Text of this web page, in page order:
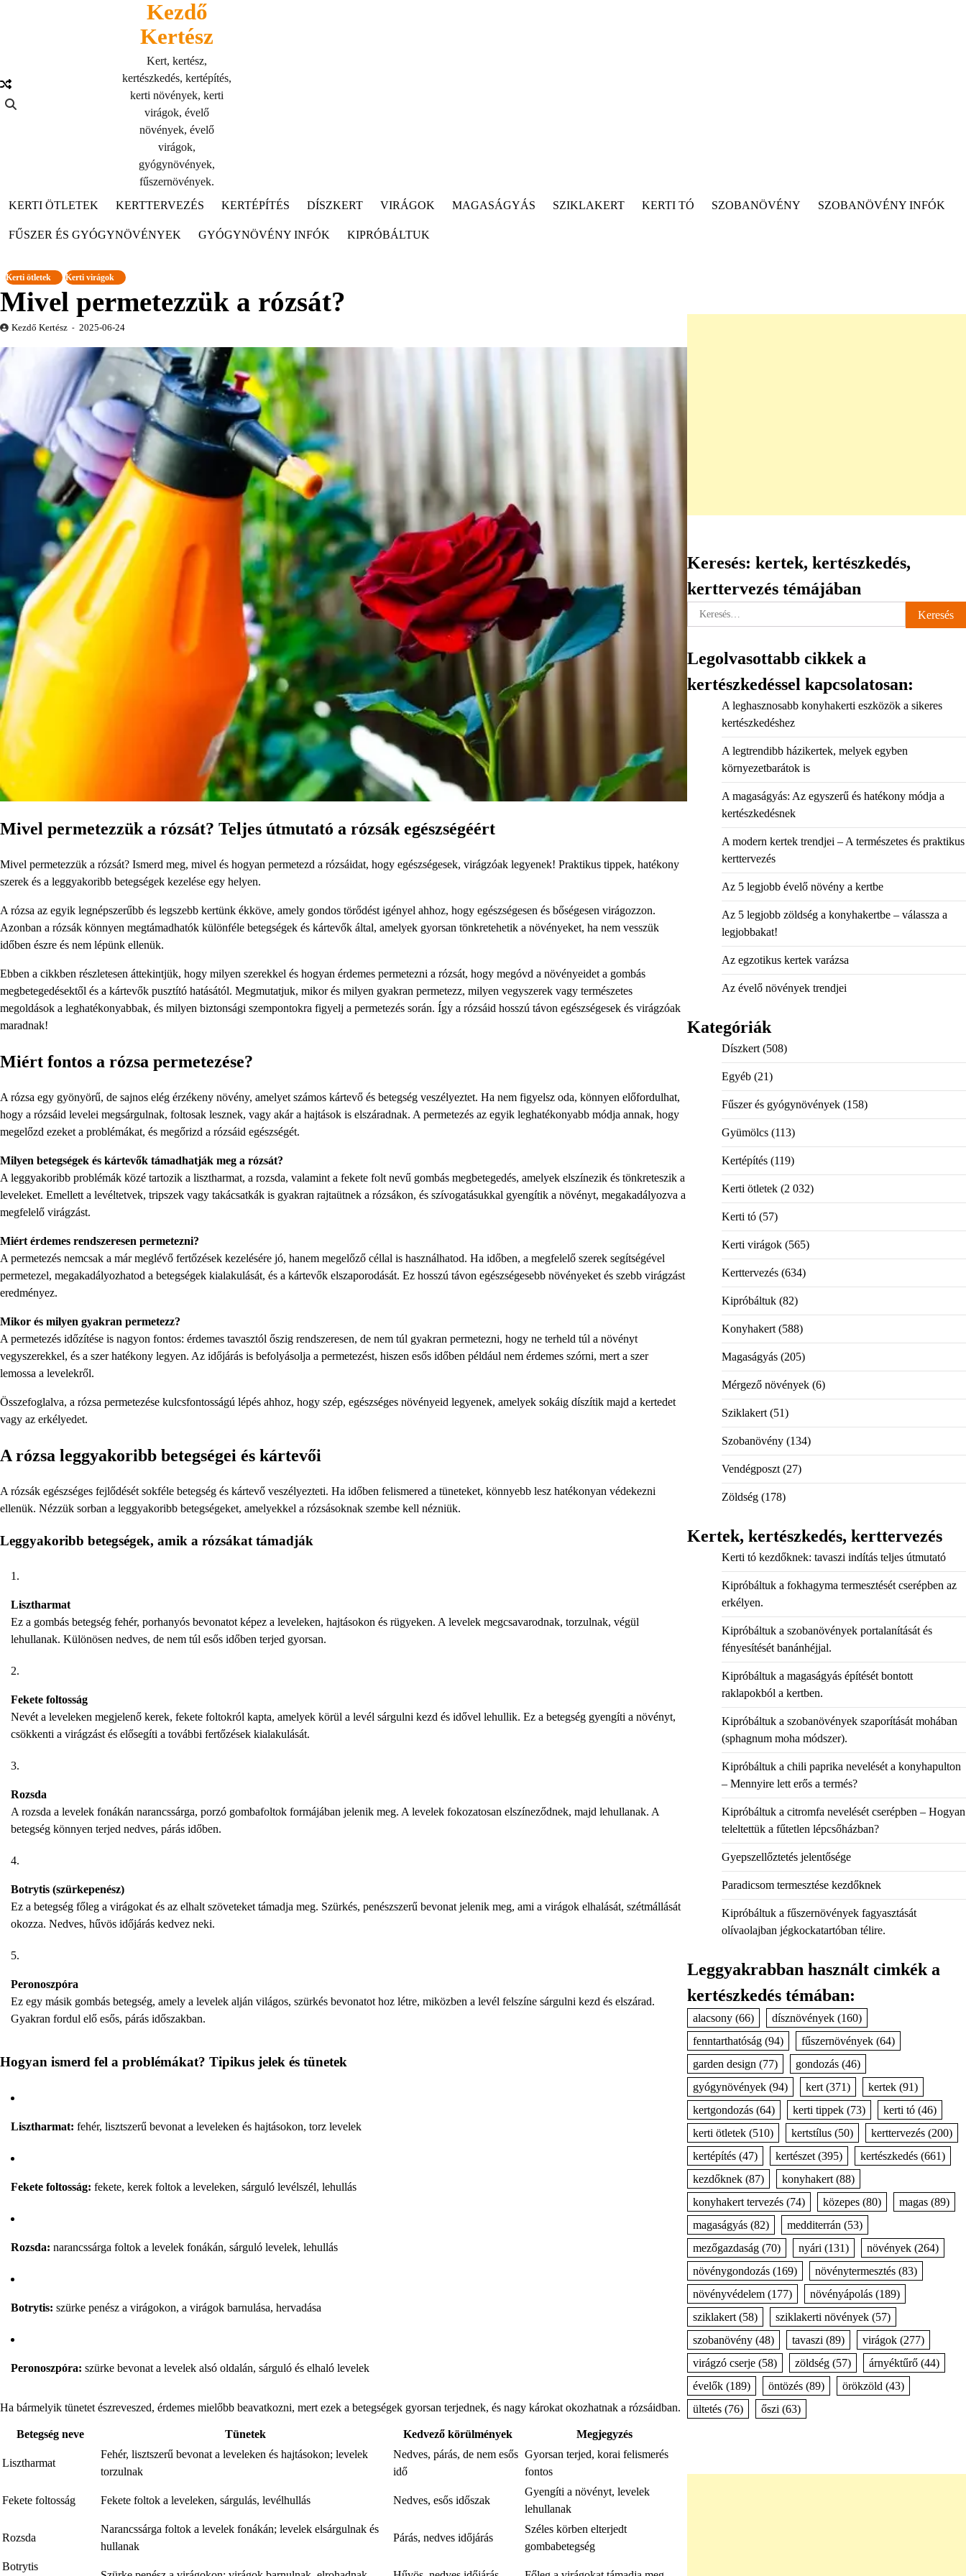
Kezdő
Kertész
Kert, kertész,
kertészkedés, kertépítés,
kerti növények, kerti
virágok, évelő
növények, évelő
virágok,
gyógynövények,
fűszernövények.
KERTI ÖTLETEK
KERTTERVEZÉS KERTÉPÍTÉS DÍSZKERT VIRÁGOK MAGASÁGYÁS SZIKLAKERT KERTI TÓ SZOBANÖVÉNY SZOBANÖVÉNY INFÓK
FŰSZER ÉS GYÓGYNÖVÉNYEK GYÓGYNÖVÉNY INFÓK KIPRÓBÁLTUK
Kerti ötletek Kerti virágok
Mivel permetezzük a rózsát?
Kezdő Kertész 2025-06-24
Mivel permetezzük a rózsát? Teljes útmutató a rózsák egészségéért
Mivel permetezzük a rózsát? Ismerd meg, mivel és hogyan permetezd a rózsáidat, hogy egészségesek, virágzóak legyenek! Praktikus tippek, hatékony
szerek és a leggyakoribb betegségek kezelése egy helyen.
A rózsa az egyik legnépszerűbb és legszebb kertünk ékköve, amely gondos törődést igényel ahhoz, hogy egészségesen és bőségesen virágozzon.
Azonban a rózsák könnyen megtámadhatók különféle betegségek és kártevők által, amelyek gyorsan tönkretehetik a növényeket, ha nem vesszük
időben észre és nem lépünk ellenük.
Ebben a cikkben részletesen áttekintjük, hogy milyen szerekkel és hogyan érdemes permetezni a rózsát, hogy megóvd a növényeidet a gombás
megbetegedésektől és a kártevők pusztító hatásától. Megmutatjuk, mikor és milyen gyakran permetezz, milyen vegyszerek vagy természetes
megoldások a leghatékonyabbak, és milyen biztonsági szempontokra figyelj a permetezés során. Így a rózsáid hosszú távon egészségesek és virágzóak
maradnak!
Miért fontos a rózsa permetezése?
A rózsa egy gyönyörű, de sajnos elég érzékeny növény, amelyet számos kártevő és betegség veszélyeztet. Ha nem figyelsz oda, könnyen előfordulhat,
hogy a rózsáid levelei megsárgulnak, foltosak lesznek, vagy akár a hajtások is elszáradnak. A permetezés az egyik leghatékonyabb módja annak, hogy
megelőzd ezeket a problémákat, és megőrizd a rózsáid egészségét.
Milyen betegségek és kártevők támadhatják meg a rózsát?
A leggyakoribb problémák közé tartozik a lisztharmat, a rozsda, valamint a fekete folt nevű gombás megbetegedés, amelyek elszínezik és tönkreteszik a
leveleket. Emellett a levéltetvek, tripszek vagy takácsatkák is gyakran rajtaütnek a rózsákon, és szívogatásukkal gyengítik a növényt, megakadályozva a
megfelelő virágzást.
Miért érdemes rendszeresen permetezni?
A permetezés nemcsak a már meglévő fertőzések kezelésére jó, hanem megelőző céllal is használhatod. Ha időben, a megfelelő szerek segítségével
permetezel, megakadályozhatod a betegségek kialakulását, és a kártevők elszaporodását. Ez hosszú távon egészségesebb növényeket és szebb virágzást
eredményez.
Mikor és milyen gyakran permetezz?
A permetezés időzítése is nagyon fontos: érdemes tavasztól őszig rendszeresen, de nem túl gyakran permetezni, hogy ne terheld túl a növényt
vegyszerekkel, és a szer hatékony legyen. Az időjárás is befolyásolja a permetezést, hiszen esős időben például nem érdemes szórni, mert a szer
lemossa a levelekről.
Összefoglalva, a rózsa permetezése kulcsfontosságú lépés ahhoz, hogy szép, egészséges növényeid legyenek, amelyek sokáig díszítik majd a kertedet
vagy az erkélyedet.
A rózsa leggyakoribb betegségei és kártevői
A rózsák egészséges fejlődését sokféle betegség és kártevő veszélyezteti. Ha időben felismered a tüneteket, könnyebb lesz hatékonyan védekezni
ellenük. Nézzük sorban a leggyakoribb betegségeket, amelyekkel a rózsásoknak szembe kell nézniük.
Leggyakoribb betegségek, amik a rózsákat támadják
Lisztharmat
Ez a gombás betegség fehér, porhanyós bevonatot képez a leveleken, hajtásokon és rügyeken. A levelek megcsavarodnak, torzulnak, végül
lehullanak. Különösen nedves, de nem túl esős időben terjed gyorsan.
Fekete foltosság
Nevét a leveleken megjelenő kerek, fekete foltokról kapta, amelyek körül a levél sárgulni kezd és idővel lehullik. Ez a betegség gyengíti a növényt,
csökkenti a virágzást és elősegíti a további fertőzések kialakulását.
Rozsda
A rozsda a levelek fonákán narancssárga, porzó gombafoltok formájában jelenik meg. A levelek fokozatosan elszíneződnek, majd lehullanak. A
betegség könnyen terjed nedves, párás időben.
Botrytis (szürkepenész)
Ez a betegség főleg a virágokat és az elhalt szöveteket támadja meg. Szürkés, penészszerű bevonat jelenik meg, ami a virágok elhalását, szétmállását
okozza. Nedves, hűvös időjárás kedvez neki.
Peronoszpóra
Ez egy másik gombás betegség, amely a levelek alján világos, szürkés bevonatot hoz létre, miközben a levél felszíne sárgulni kezd és elszárad.
Gyakran fordul elő esős, párás időszakban.
Hogyan ismerd fel a problémákat? Tipikus jelek és tünetek
Lisztharmat: fehér, lisztszerű bevonat a leveleken és hajtásokon, torz levelek
Fekete foltosság: fekete, kerek foltok a leveleken, sárguló levélszél, lehullás
Rozsda: narancssárga foltok a levelek fonákán, sárguló levelek, lehullás
Botrytis: szürke penész a virágokon, a virágok barnulása, hervadása
Peronoszpóra: szürke bevonat a levelek alsó oldalán, sárguló és elhaló levelek
Ha bármelyik tünetet észreveszed, érdemes mielőbb beavatkozni, mert ezek a betegségek gyorsan terjednek, és nagy károkat okozhatnak a rózsáidban.
Betegség neve Tünetek Kedvező körülmények Megjegyzés
Lisztharmat
Fehér, lisztszerű bevonat a leveleken és hajtásokon; levelek
torzulnak
Nedves, párás, de nem esős
idő
Gyorsan terjed, korai felismerés
fontos
Fekete foltosság Fekete foltok a leveleken, sárgulás, levélhullás Nedves, esős időszak
Gyengíti a növényt, levelek
lehullanak
Rozsda
Narancssárga foltok a levelek fonákán; levelek elsárgulnak és
hullanak
Párás, nedves időjárás
Széles körben elterjedt
gombabetegség
Botrytis
Keresés: kertek, kertészkedés,
kerttervezés témájában
Keresés:
Legolvasottabb cikkek a
kertészkedéssel kapcsolatosan:
A leghasznosabb konyhakerti eszközök a sikeres
kertészkedéshez
A legtrendibb házikertek, melyek egyben
környezetbarátok is
A magaságyás: Az egyszerű és hatékony módja a
kertészkedésnek
A modern kertek trendjei – A természetes és praktikus
kerttervezés
Az 5 legjobb évelő növény a kertbe
Az 5 legjobb zöldség a konyhakertbe – válassza a
legjobbakat!
Az egzotikus kertek varázsa
Az évelő növények trendjei
Kategóriák
Díszkert(508)
Egyéb(21)
Fűszer és gyógynövények(158)
Gyümölcs(113)
Kertépítés(119)
Kerti ötletek(2 032)
Kerti tó(57)
Kerti virágok(565)
Kerttervezés(634)
Kipróbáltuk(82)
Konyhakert(588)
Magaságyás(205)
Mérgező növények(6)
Sziklakert(51)
Szobanövény(134)
Vendégposzt(27)
Zöldség(178)
Kertek, kertészkedés, kerttervezés
Kerti tó kezdőknek: tavaszi indítás teljes útmutató
Kipróbáltuk a fokhagyma termesztését cserépben az
erkélyen.
Kipróbáltuk a szobanövények portalanítását és
fényesítését banánhéjjal.
Kipróbáltuk a magaságyás építését bontott
raklapokból a kertben.
Kipróbáltuk a szobanövények szaporítását mohában
(sphagnum moha módszer).
Kipróbáltuk a chili paprika nevelését a konyhapulton
– Mennyire lett erős a termés?
Kipróbáltuk a citromfa nevelését cserépben – Hogyan
teleltettük a fűtetlen lépcsőházban?
Gyepszellőztetés jelentősége
Paradicsom termesztése kezdőknek
Kipróbáltuk a fűszernövények fagyasztását
olívaolajban jégkockatartóban télire.
Leggyakrabban használt cimkék a
kertészkedés témában:
alacsony(66) dísznövények(160)
fenntarthatóság(94) fűszernövények(64)
garden design (77) gondozás(46)
gyógynövények(94) kert(371) kertek(91)
kertgondozás(64) kerti tippek(73) kerti tó(46)
kerti ötletek(510) kertstílus(50) kerttervezés(200)
kertépítés(47) kertészet(395) kertészkedés(661)
kezdőknek(87) konyhakert(88)
konyhakert tervezés(74) közepes(80) magas(89)
magaságyás(82) medditerrán (53)
mezőgazdaság(70) nyári (131) növények(264)
növénygondozás(169) növénytermesztés(83)
növényvédelem(177) növényápolás(189)
sziklakert(58) sziklakerti növények(57)
szobanövény(48) tavaszi (89) virágok(277)
virágzó cserje(58) zöldség(57) árnyéktűrő(44)
évelők(189) öntözés(89) örökzöld (43)
ültetés(76) őszi (63)